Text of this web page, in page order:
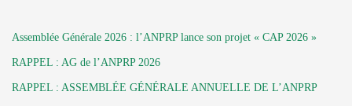
Assemblée Générale 2026 : l’ANPRP lance son projet « CAP 2026 »
RAPPEL : AG de l’ANPRP 2026
RAPPEL : ASSEMBLÉE GÉNÉRALE ANNUELLE DE L’ANPRP